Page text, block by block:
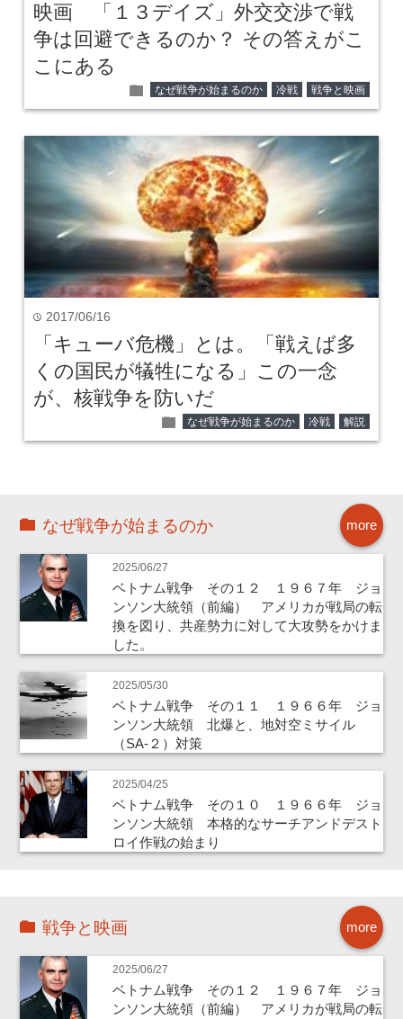
映画 「１３デイズ」外交交渉で戦
争は回避できるのか？ その答えがこ
こにある
folder なぜ戦争が始まるのか 冷戦 戦争と映画
time 2017/06/16
「キューバ危機」とは。「戦えば多
くの国民が犠牲になる」この一念
が、核戦争を防いだ
folder なぜ戦争が始まるのか 冷戦 解説
more
なぜ戦争が始まるのか
2025/06/27
ベトナム戦争 その１２ １９６７年 ジョ
ンソン大統領（前編） アメリカが戦局の転
換を図り、共産勢力に対して大攻勢をかけま
した。
2025/05/30
ベトナム戦争 その１１ １９６６年 ジョ
ンソン大統領 北爆と、地対空ミサイル
（SA-２）対策
2025/04/25
ベトナム戦争 その１０ １９６６年 ジョ
ンソン大統領 本格的なサーチアンドデスト
ロイ作戦の始まり
more
戦争と映画
2025/06/27
ベトナム戦争 その１２ １９６７年 ジョ
ンソン大統領（前編） アメリカが戦局の転